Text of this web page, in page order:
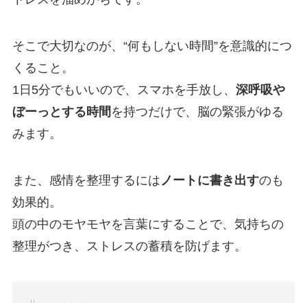
そこで大切なのが、“何もしない時間”を意識的につ
くること。
1日5分でもいいので、スマホを手放し、 深呼吸や
ぼーっとする時間 を持つだけで、脳の緊張がゆる
みます。
また、感情を整理するには ノートに書き出すのも
効果的。
頭の中のモヤモヤを言葉にすることで、気持ちの
整理がつき、ストレスの蓄積を防げます。